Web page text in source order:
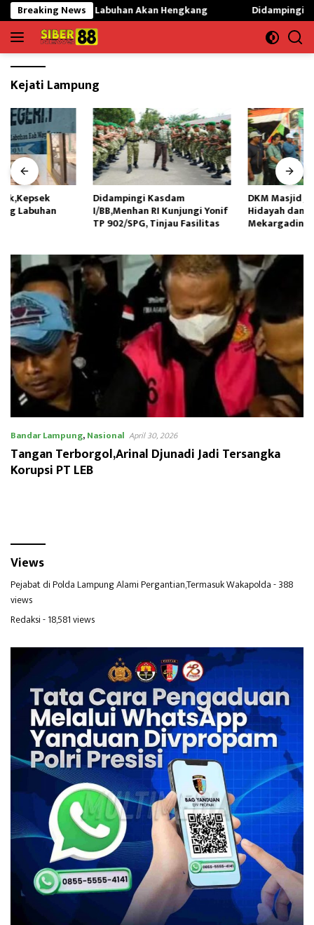
Langsung
ke
konten
Breaking News
Gunung Labuhan Akan Hengkang Didampingi Kasdam
Kejati Lampung
Didampingi Kasdam
I/BB,Menhan RI Kunjungi Yonif
TP 902/SPG, Tinjau Fasilitas
DKM Masjid Jami Nurul
Hidayah dan Pemdes
Mekargading Peringati
Bandar Lampung,Nasional April 30, 2026
Tangan Terborgol,Arinal Djunadi Jadi Tersangka
Korupsi PT LEB
Views
Pejabat di Polda Lampung Alami Pergantian,Termasuk Wakapolda- 388
views
Redaksi- 18,581 views